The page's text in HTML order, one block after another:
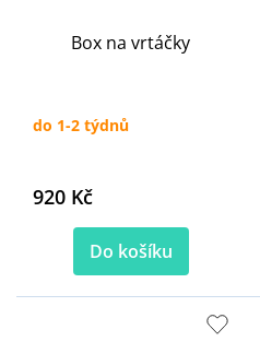
Box na vrtáčky
do 1-2 týdnů
920 Kč
Do košíku